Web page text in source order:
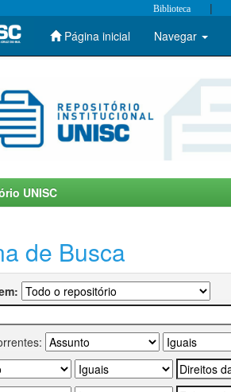
Biblioteca |
Página inicial Navegar
UNISC
de Busca